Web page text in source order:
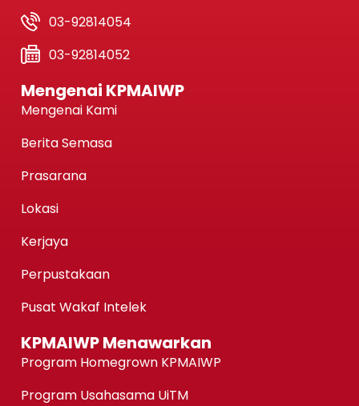
03-92814054
03-92814052
Mengenai KPMAIWP
Mengenai Kami
Berita Semasa
Prasarana
Lokasi
Kerjaya
Perpustakaan
Pusat Wakaf Intelek
KPMAIWP Menawarkan
Program Homegrown KPMAIWP
Program Usahasama UiTM